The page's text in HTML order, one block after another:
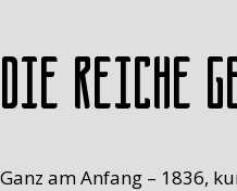
Die reiche
Ganz am Anfang – 1836,